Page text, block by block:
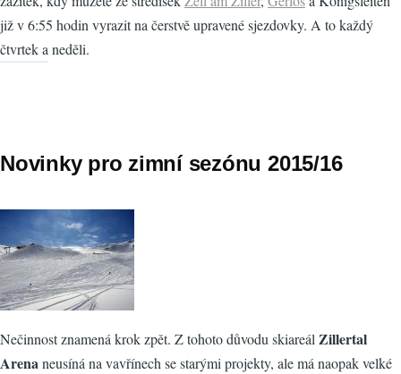
již v 6:55 hodin vyrazit na čerstvě upravené sjezdovky. A to každý
čtvrtek a neděli.
Novinky pro zimní sezónu 2015/16
Nečinnost znamená krok zpět. Z tohoto důvodu skiareál Zillertal
Arenaneusíná na vavřínech se starými projekty, ale má naopak velké